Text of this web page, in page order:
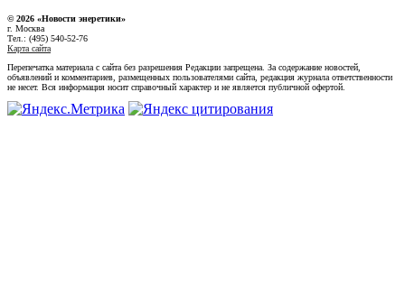
© 2026 «Новости энеретики»
г. Москва
Тел.: (495) 540-52-76
Карта сайта
Перепечатка материала с сайта без разрешения Редакции запрещена. За содержание новостей,
объявлений и комментариев, размещенных пользователями сайта, редакция журнала ответственности
не несет. Вся информация носит справочный характер и не является публичной офертой.